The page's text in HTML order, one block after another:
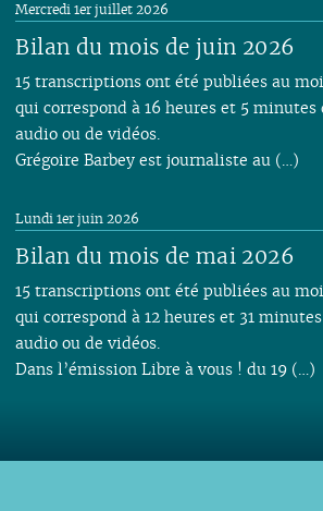
Bilan du mois de juin 2026
Mercredi 1er juillet 2026
15 transcriptions ont été publiées au
qui correspond à 16 heures et 5
audio ou de vidéos.
Grégoire Barbey est journaliste au (…)
Bilan du mois de mai 2026
Lundi 1er juin 2026
15 transcriptions ont été publiées au
qui correspond à 12 heures et 31
audio ou de vidéos.
Dans l’émission Libre à vous ! du 19 (…)